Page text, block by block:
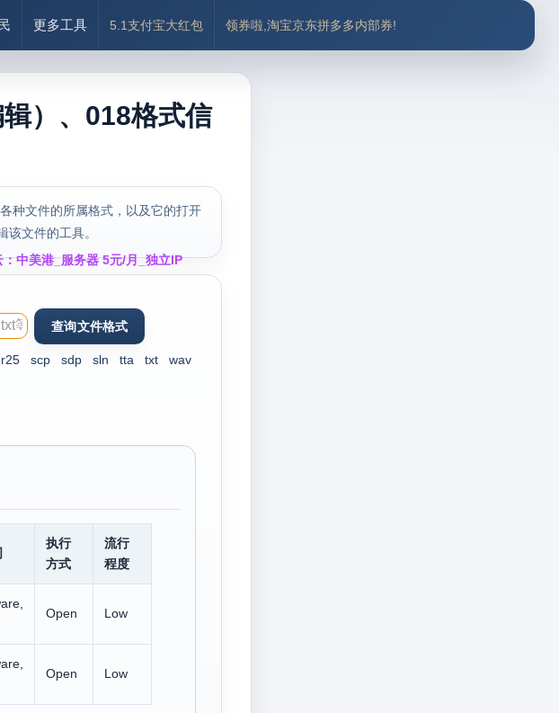
更多工具 5.1支付宝大红包 领券啦,淘宝京东拼多多内部券!
）、018格式信
种文件的所属格式，以及它的打开
文件的工具。
：中美港_服务器 5元/月_独立IP
r25 scp sdp sln tta txt
wav
执行
方式
流行
程度
Open Low
Open Low